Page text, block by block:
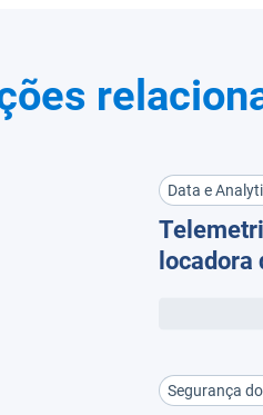
Data e
locadora
Segurança